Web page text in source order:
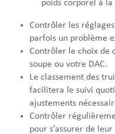
poids corporel à
Contrôler les
parfois un problème
Contrôler le choix de
soupe ou votre DAC.
Le classement des
facilitera le suivi
ajustements
Contrôler
pour s’assurer de